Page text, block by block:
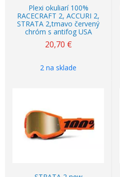
Plexi okuliarí 100%
RACECRAFT 2, ACCURI 2,
STRATA 2,tmavo červený
chróm s antifog USA
20,70 €
2 na sklade